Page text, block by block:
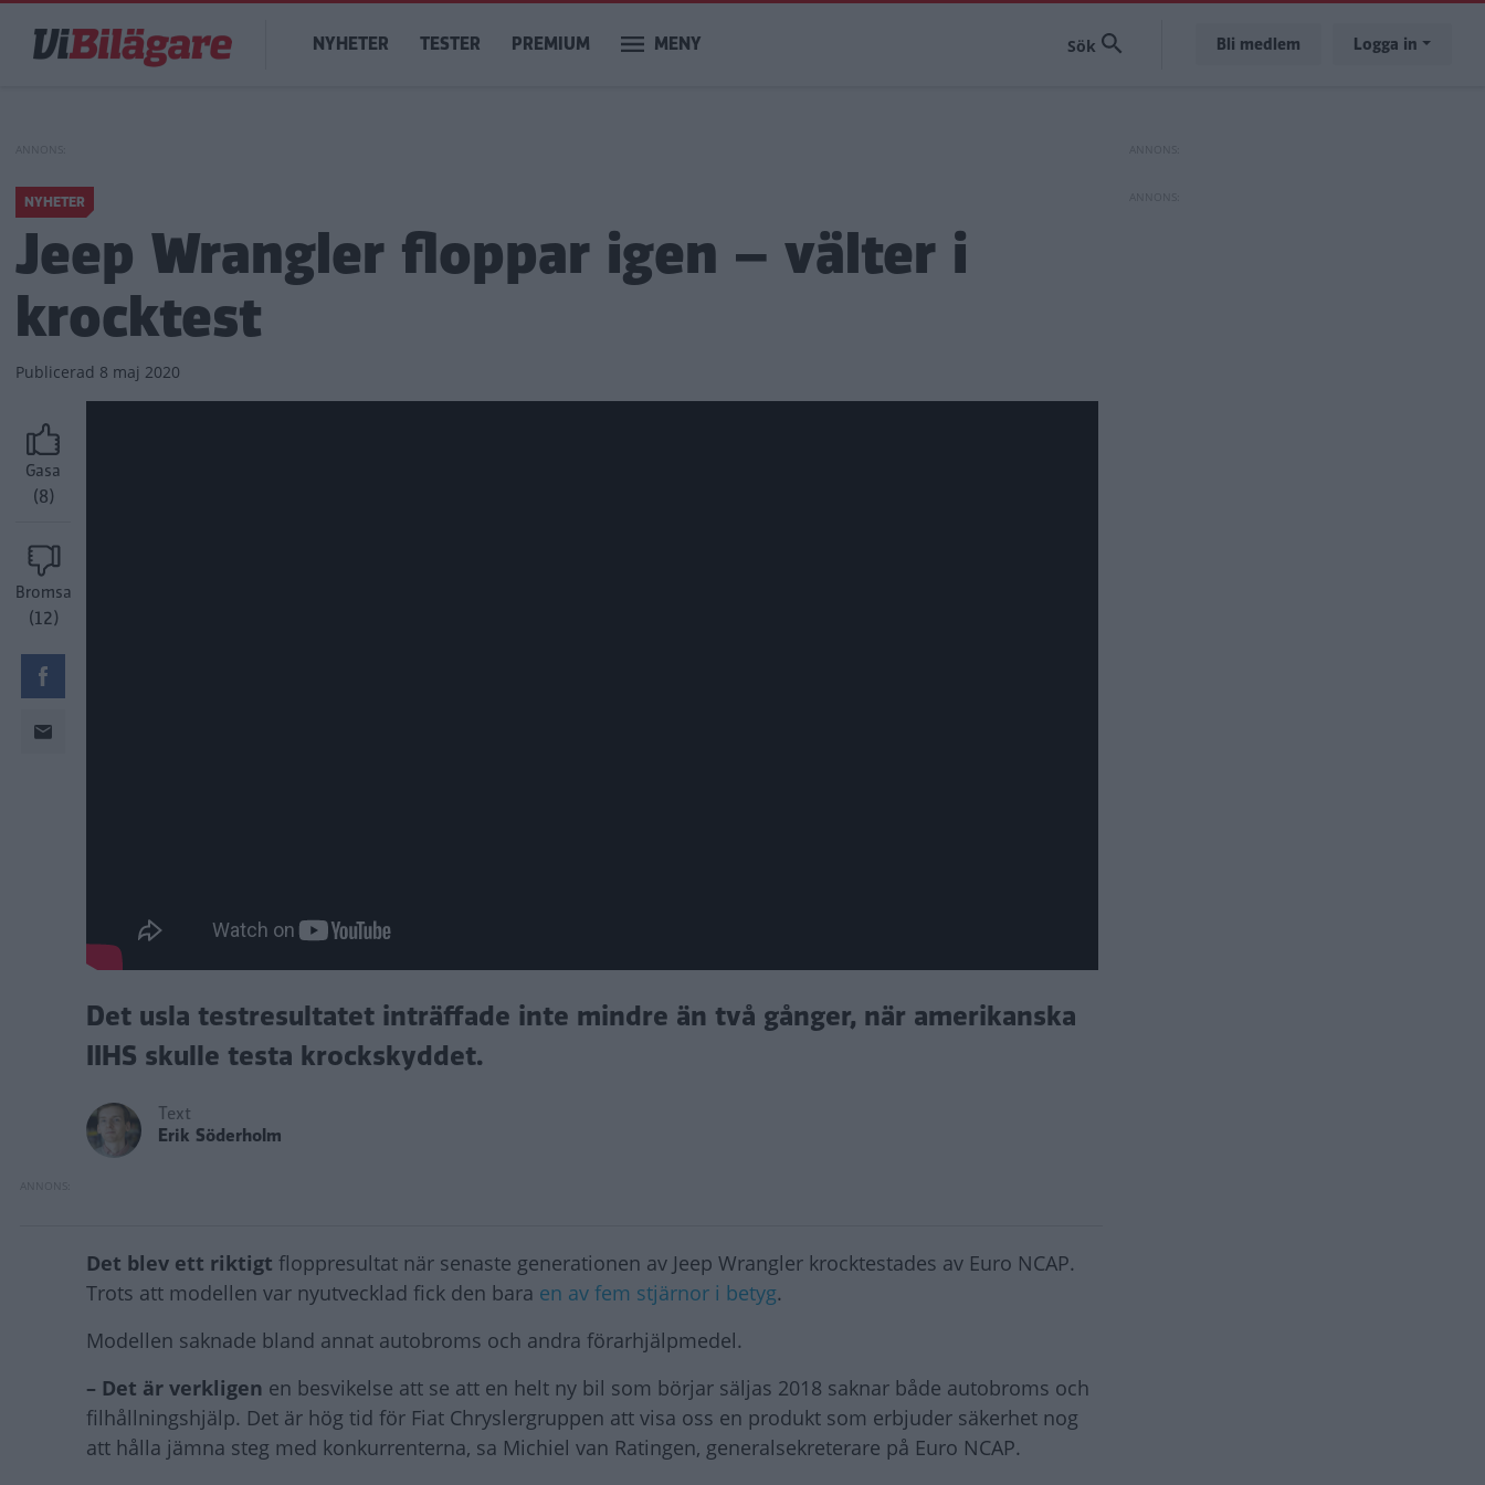
huvudinnehåll
Main
navigation
NYHETER TESTER PREMIUM MENY Bli medlem Logga in
NYHETER
Jeep Wrangler floppar igen – välter i
krocktest
Publicerad 8 maj 2020
Gasa
(8)
Bromsa
(12)
Det usla testresultatet inträffade inte mindre än två gånger, när amerikanska
IIHS skulle testa krockskyddet.
Text
Erik Söderholm
Det blev ett riktigt floppresultat när senaste generationen av Jeep Wrangler krocktestades av Euro NCAP.
Trots att modellen var nyutvecklad fick den bara en av fem stjärnor i betyg.
Modellen saknade bland annat autobroms och andra förarhjälpmedel.
– Det är verkligen en besvikelse att se att en helt ny bil som börjar säljas 2018 saknar både autobroms och
filhållningshjälp. Det är hög tid för Fiat Chryslergruppen att visa oss en produkt som erbjuder säkerhet nog
att hålla jämna steg med konkurrenterna, sa Michiel van Ratingen, generalsekreterare på Euro NCAP.